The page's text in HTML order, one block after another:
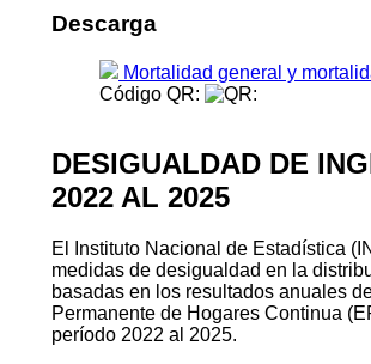
Descarga
Mortalidad general y
Código QR:
DESIGUALDAD DE
2022 AL 2025
El Instituto Nacional de Estadística
medidas de desigualdad en la
basadas en los resultados anuales
Permanente de Hogares Continua
período 2022 al 2025.